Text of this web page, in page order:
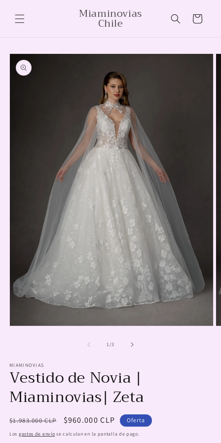
al contenido
Miaminovias
Chile Carrito
directamente
a la
información
una
ventana
modal
1/de
3
MIAMINOVIAS
Vestido de Novia |
Miaminovias| Zeta
Precio
habitual
$1.983.000 CLP
Precio
de
$960.000 CLP Oferta
Los gastos de envío se calculan en la pantalla de pago.